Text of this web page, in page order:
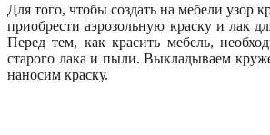
Для того, чтобы создать на мебели узор
приобрести аэрозольную краску и лак
Перед тем, как красить мебель,
старого лака и пыли. Выкладываем
наносим краску.